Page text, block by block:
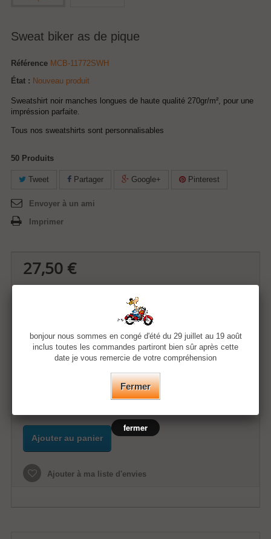
Sweat biker as de pique
Référence MCB-11772SWH
État : Nouveau produit
Sweatshirt noir manches longues de haute qualité 270gr/m², pour une
impréssion parfaite.
Tous nos sweatshirts sont personnalisables
50 Produits
Tweet Partager Google+ Pinterest
Envoyer à un ami
Imprimer
27,50 €
Taille
Ajouter au panier
Ajouter à ma liste d'envies
bonjour nous sommes en congé d'été du 29 juillet au 19 août
inclus toutes les commandes partiront bien sûr après cette
date je vous remercie de votre compréhension
Fermer
fermer